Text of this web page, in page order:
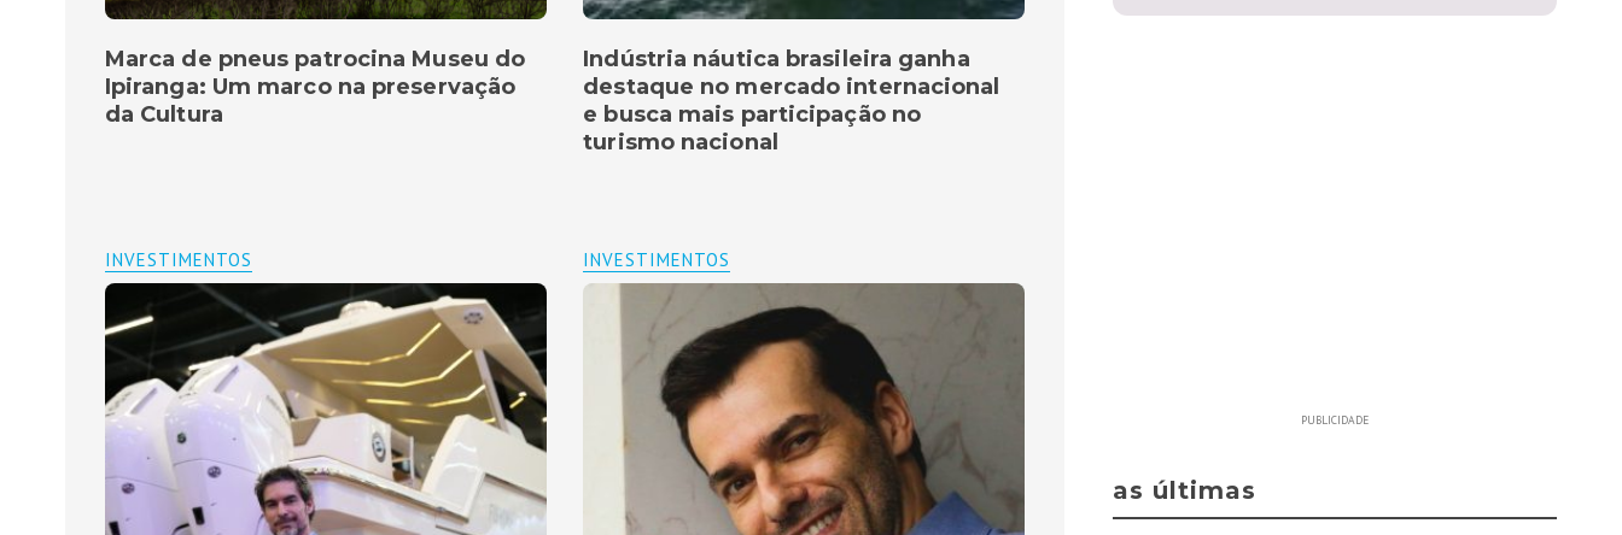
Indústria náutica brasileira ganha
destaque no mercado internacional
e busca mais participação no
turismo nacional
Marca de pneus patrocina Museu do
Ipiranga: Um marco na preservação
da Cultura
INVESTIMENTOS
INVESTIMENTOS
PUBLICIDADE
as últimas